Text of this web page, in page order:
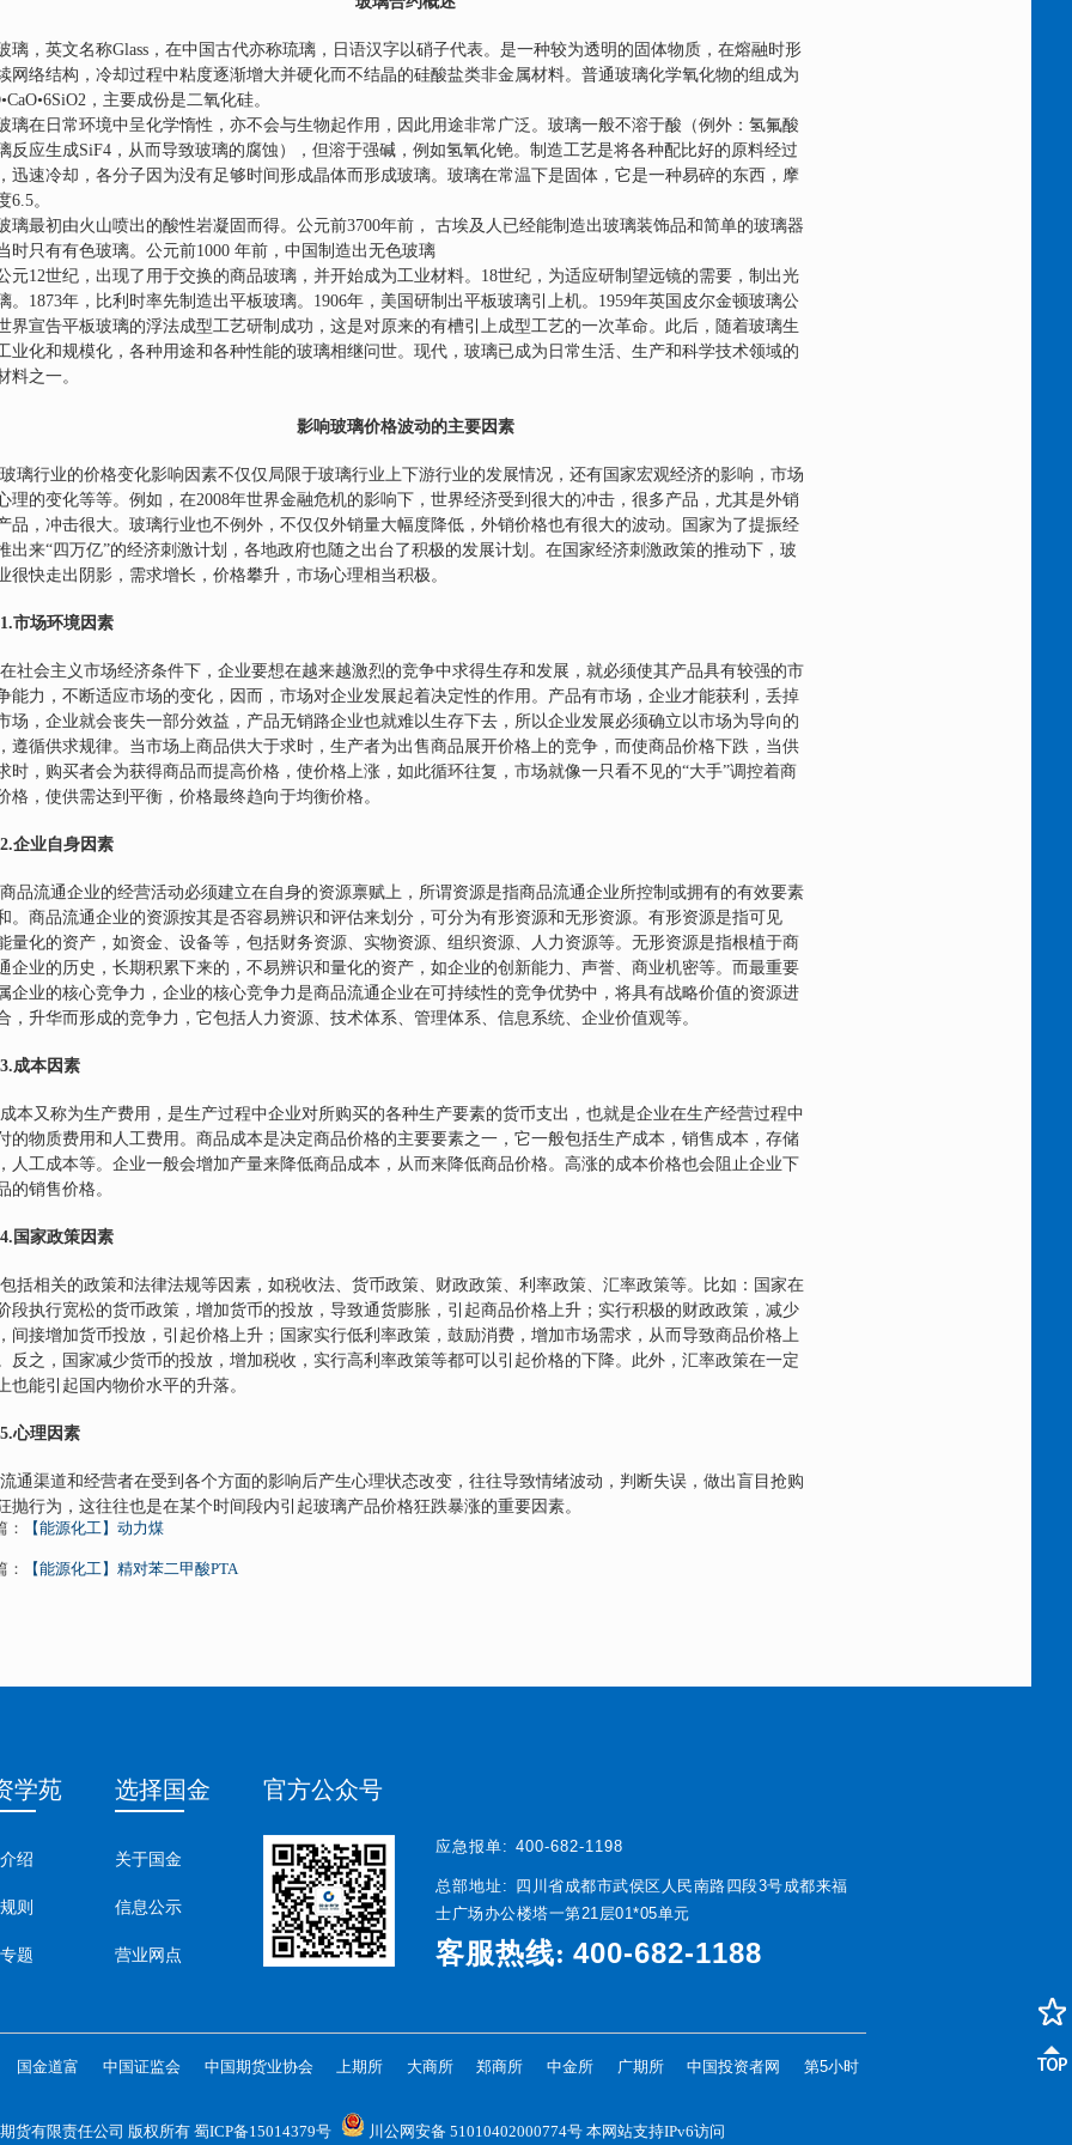
璃，英文名称Glass ，在中国古代亦称琉璃，日语汉字以硝子代表。是一种较为透明的固体物质，在熔融时形
网络结构，冷却过程中粘度逐渐增大并硬化而不结晶的硅酸盐类非金属材料。普通玻璃化学氧化物的组成为
•CaO•6SiO2 ，主要成份是二氧化硅。
璃在日常环境中呈化学惰性，亦不会与生物起作用，因此用途非常广泛。玻璃一般不溶于酸（例外：氢氟酸
反应生成SiF4 ，从而导致玻璃的腐蚀），但溶于强碱，例如氢氧化铯。制造工艺是将各种配比好的原料经过
迅速冷却，各分子因为没有足够时间形成晶体而形成玻璃。玻璃在常温下是固体，它是一种易碎的东西，摩
6.5。
璃最初由火山喷出的酸性岩凝固而得。公元前3700年前，
古埃及人已经能制造出玻璃装饰品和简单的玻璃器
时只有有色玻璃。公元前1000 年前，中国制造出无色玻璃
元12世纪，出现了用于交换的商品玻璃，并开始成为工业材料。 18世纪，为适应研制望远镜的需要，制出光
。 1873年，比利时率先制造出平板玻璃。 1906年，美国研制出平板玻璃引上机。 1959年英国皮尔金顿玻璃公
界宣告平板玻璃的浮法成型工艺研制成功，这是对原来的有槽引上成型工艺的一次革命。此后，随着玻璃生
业化和规模化，各种用途和各种性能的玻璃相继问世。现代，玻璃已成为日常生活、生产和科学技术领域的
料之一。
影响玻璃价格波动的主要因素
玻璃行业的价格变化影响因素不仅仅局限于玻璃行业上下游行业的发展情况，还有国家宏观经济的影响，市场
理的变化等等。例如，在2008年世界金融危机的影响下，世界经济受到很大的冲击，很多产品，尤其是外销
品，冲击很大。玻璃行业也不例外，不仅仅外销量大幅度降低，外销价格也有很大的波动。国家为了提振经
出来“四万亿”的经济刺激计划，各地政府也随之出台了积极的发展计划。在国家经济刺激政策的推动下，玻
很快走出阴影，需求增长，价格攀升，市场心理相当积极。
1.市场环境因素
在社会主义市场经济条件下，企业要想在越来越激烈的竞争中求得生存和发展，就必须使其产品具有较强的市
能力，不断适应市场的变化，因而，市场对企业发展起着决定性的作用。产品有市场，企业才能获利，丢掉
场，企业就会丧失一部分效益，产品无销路企业也就难以生存下去，所以企业发展必须确立以市场为导向的
遵循供求规律。当市场上商品供大于求时，生产者为出售商品展开价格上的竞争，而使商品价格下跌，当供
时，购买者会为获得商品而提高价格，使价格上涨，如此循环往复，市场就像一只看不见的“大手”调控着商
格，使供需达到平衡，价格最终趋向于均衡价格。
2.企业自身因素
商品流通企业的经营活动必须建立在自身的资源禀赋上，所谓资源是指商品流通企业所控制或拥有的有效要素
。商品流通企业的资源按其是否容易辨识和评估来划分，可分为有形资源和无形资源。有形资源是指可见
量化的资产，如资金、设备等，包括财务资源、实物资源、组织资源、人力资源等。无形资源是指根植于商
企业的历史，长期积累下来的，不易辨识和量化的资产，如企业的创新能力、声誉、商业机密等。而最重要
企业的核心竞争力，企业的核心竞争力是商品流通企业在可持续性的竞争优势中，将具有战略价值的资源进
，升华而形成的竞争力，它包括人力资源、技术体系、管理体系、信息系统、企业价值观等。
3.成本因素
成本又称为生产费用，是生产过程中企业对所购买的各种生产要素的货币支出，也就是企业在生产经营过程中
的物质费用和人工费用。商品成本是决定商品价格的主要要素之一，它一般包括生产成本，销售成本，存储
人工成本等。企业一般会增加产量来降低商品成本，从而来降低商品价格。高涨的成本价格也会阻止企业下
的销售价格。
4. 国家政策因素
包括相关的政策和法律法规等因素，如税收法、货币政策、财政政策、利率政策、汇率政策等。比如：国家在
段执行宽松的货币政策，增加货币的投放，导致通货膨胀，引起商品价格上升；实行积极的财政政策，减少
间接增加货币投放，引起价格上升；国家实行低利率政策，鼓励消费，增加市场需求，从而导致商品价格上
反之，国家减少货币的投放，增加税收，实行高利率政策等都可以引起价格的下降。此外，汇率政策在一定
也能引起国内物价水平的升落。
5.心理因素
流通渠道和经营者在受到各个方面的影响后产生心理状态改变，往往导致情绪波动，判断失误，做出盲目抢购
抛行为，这往往也是在某个时间段内引起玻璃产品价格狂跌暴涨的重要因素。
：
【能源化工】动力煤
： 【能源化工】精对苯二甲酸PTA
学苑
绍
则
题
选择国金
关于国金
信息公示
营业网点
官方公众号
应急报单: 400-682-1198
总部地址: 四川省成都市武侯区人民南路四段3号成都来福
士广场办公楼塔一第21层01*05单元
客服热线: 400-682-1188
国金道富 中国证监会 中国期货业协会 上期所 大商所 郑商所 中金所 广期所 中国投资者网 第5小时
货有限责任公司 版权所有 蜀ICP备15014379号 川公网安备 51010402000774号 本网站支持IPv6访问